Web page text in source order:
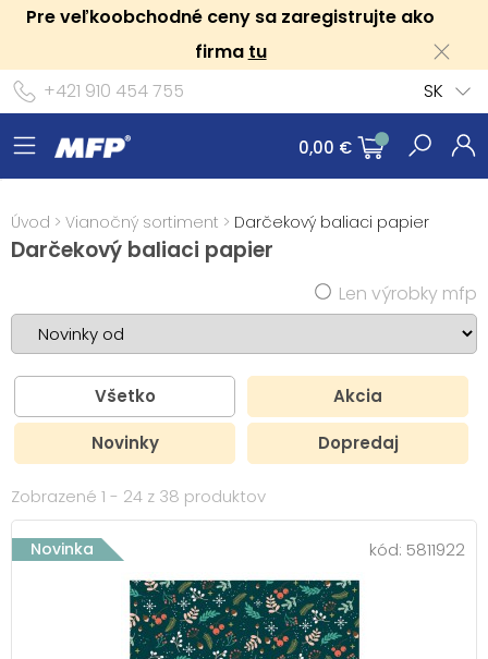
Pre veľkoobchodné ceny sa zaregistrujte ako
firma tu
+421 910 454 755
SK
0,00 €
Úvod > Vianočný sortiment > Darčekový baliaci papier
Darčekový baliaci papier
Len výrobky mfp
Všetko Akcia
Novinky Dopredaj
Zobrazené 1 - 24 z 38 produktov
Novinka kód: 5811922